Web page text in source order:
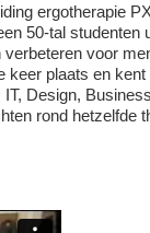
ergotherapie
50-tal studenten
voor
plaats en
Design,
rond hetzelfde